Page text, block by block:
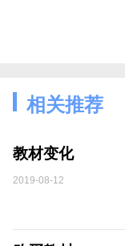
相关推荐
教材变化
2019-08-12